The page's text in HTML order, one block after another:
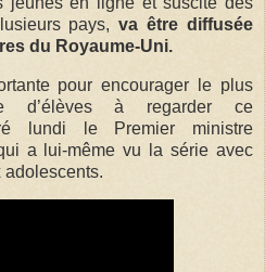
pays,va être diffusée
du Royaume-Uni.
pour encourager le plus
d’élèves à regarder ce
lundi le Premier ministre
a lui-même vu la série avec
adolescents.